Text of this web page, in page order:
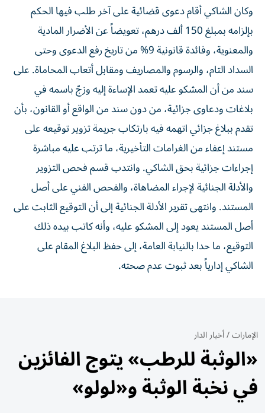
وكان الشاكي أقام دعوى قضائية على آخر طلب فيها الحكم
بإلزامه بمبلغ 150 ألف درهم، تعويضاً عن الأضرار المادية
والمعنوية، وفائدة قانونية 9% من تاريخ رفع الدعوى وحتى
السداد التام، والرسوم والمصاريف ومقابل أتعاب المحاماة. على
سند من أن المشكو عليه تعمد الإساءة إليه وزجّ باسمه في
بلاغات ودعاوى جزائية، من دون سند من الواقع أو القانون، بأن
تقدم ببلاغ جزائي اتهمه فيه بارتكاب جريمة تزوير توقيعه على
مستند إعفاء من الغرامات التأخيرية، ما ترتب عليه مباشرة
إجراءات جزائية بحق الشاكي. وانتدب قسم فحص التزوير
والأدلة الجنائية لإجراء المضاهاة، والفحص الفني على أصل
المستند. وانتهى تقرير الأدلة الجنائية إلى أن التوقيع الثابت على
أصل المستند يعود إلى المشكو عليه، وأنه كاتب بيده ذلك
التوقيع، ما حدا بالنيابة العامة، إلى حفظ البلاغ المقام على
الشاكي إدارياً بعد ثبوت عدم صحته.
الإمارات/أخبار الدار
«الوثبة للرطب» يتوج الفائزين
في نخبة الوثبة و«لولو»